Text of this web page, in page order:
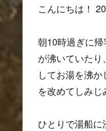
こんにちは！
朝10時過ぎに
が沸いていた
してお湯を沸
を改めてしみじ
ひとりで湯船に